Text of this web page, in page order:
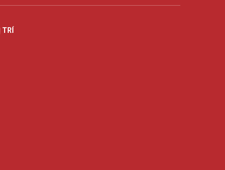
TRÍ